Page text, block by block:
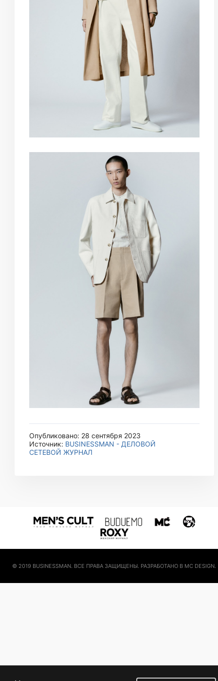
Опубликовано: 28 сентября 2023
Источник: BUSINESSMAN - ДЕЛОВОЙ
СЕТЕВОЙ ЖУРНАЛ
© 2019 BUSINESSMAN. ВСЕ ПРАВА ЗАЩИЩЕНЫ. РАЗРАБОТАНО В MC DESIGN.